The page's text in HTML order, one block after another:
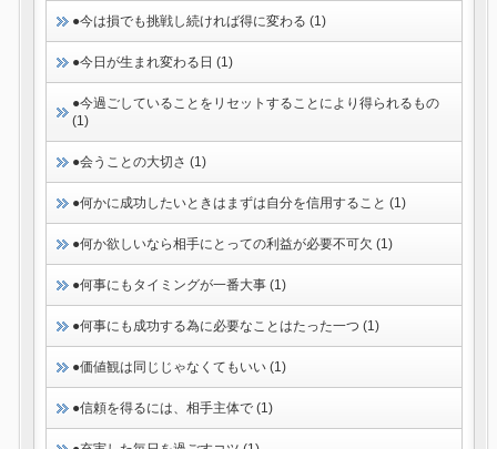
●今は損でも挑戦し続ければ得に変わる (1)
●今日が生まれ変わる日 (1)
●今過ごしていることをリセットすることにより得られるもの
(1)
●会うことの大切さ (1)
●何かに成功したいときはまずは自分を信用すること (1)
●何か欲しいなら相手にとっての利益が必要不可欠 (1)
●何事にもタイミングが一番大事 (1)
●何事にも成功する為に必要なことはたった一つ (1)
●価値観は同じじゃなくてもいい (1)
●信頼を得るには、相手主体で (1)